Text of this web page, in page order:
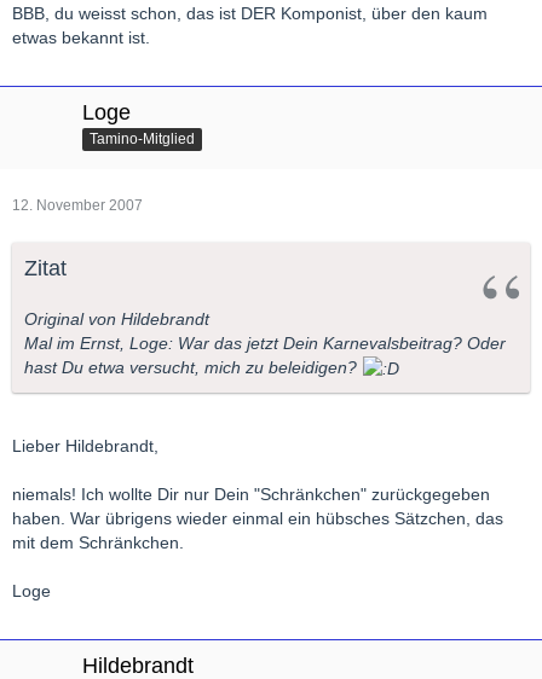
BBB, du weisst schon, das ist DER Komponist, über den kaum
etwas bekannt ist.
Loge
Tamino-Mitglied
12. November 2007
Zitat
Original von Hildebrandt
Mal im Ernst, Loge: War das jetzt Dein Karnevalsbeitrag? Oder
hast Du etwa versucht, mich zu beleidigen?
Lieber Hildebrandt,
niemals! Ich wollte Dir nur Dein "Schränkchen" zurückgegeben
haben. War übrigens wieder einmal ein hübsches Sätzchen, das
mit dem Schränkchen.
Loge
Hildebrandt